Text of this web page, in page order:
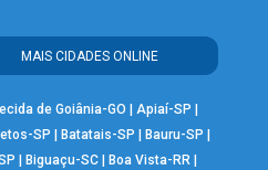
MAIS CIDADES ONLINE
de Goiânia-GO Apiaí-SP
SP Batatais-SP Bauru-SP
Biguaçu-SC Boa Vista-RR